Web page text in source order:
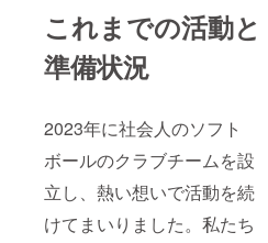
これまでの活動と
準備状況
2023年に社会人のソフト
ボールのクラブチームを設
立し、熱い想いで活動を続
けてまいりました。私たち